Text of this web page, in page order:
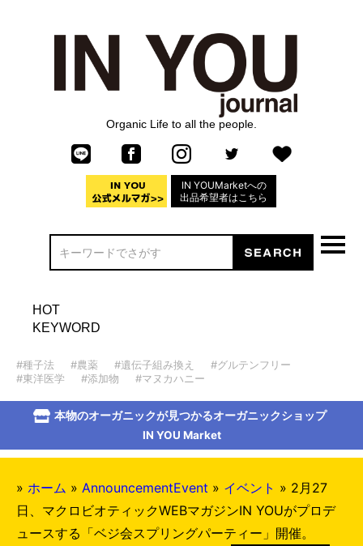
Organic Life to all the people.
IN YOUMarketへの
出品希望者はこちら
HOT
KEYWORD
#種子法 #農薬 #遺伝子組み換え
#グルテンフリー
#東洋医学
#添加物 #マヌカハニー
本物のオーガニックが見つかるオーガニックショップ
IN YOU Market
» ホーム » AnnouncementEvent » イベント » 2月27
日、マクロビオティックWEBマガジンIN YOUがプロデ
ュースする「ベジ会スプリングパーティー」開催。